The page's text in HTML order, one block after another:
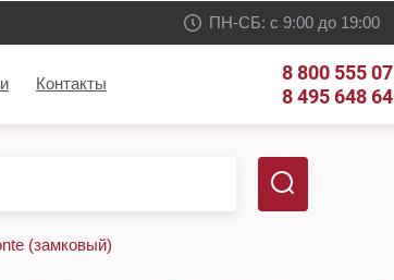
ПН-СБ: с 9:00 до 19:00
Контакты
8 800 555
8 495 648
(замковый)